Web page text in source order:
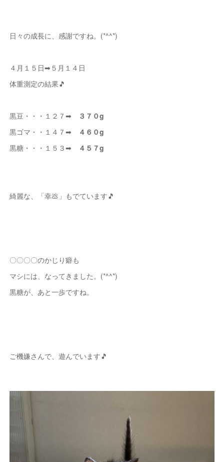
日々の成長に、感謝ですね。(*^^*)
４月１５日➡５月１４日
体重測定の結果🎵
黒豆・・・１２７➡
３７０g
黒ゴマ・・１４７➡
４６０g
黒糖・・・１５３➡
４５７g
綺麗な、「幸💩」もでています🎵
〇〇〇〇のかじり癖も
マシには、なってきました。(*^^*)
黒糖が、あと一歩ですね。
ご機嫌さんで、遊んでいます🎵